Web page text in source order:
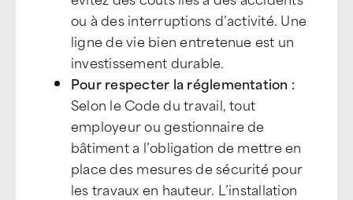
ou à des interruptions d’activité. Une
ligne de vie bien entretenue est un
investissement durable.
Pour respecter la réglementation :
Selon le Code du travail, tout
employeur ou gestionnaire de
bâtiment a l’obligation de mettre en
place des mesures de sécurité pour
les travaux en hauteur. L’installation